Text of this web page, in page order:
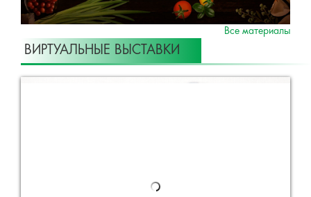
Все материалы
ВИРТУАЛЬНЫЕ ВЫСТАВКИ